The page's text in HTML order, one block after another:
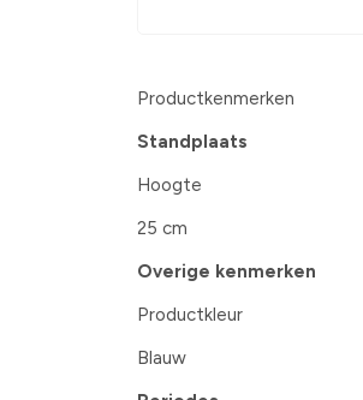
Productkenmerken
Standplaats
Hoogte
25 cm
Overige kenmerken
Productkleur
Blauw